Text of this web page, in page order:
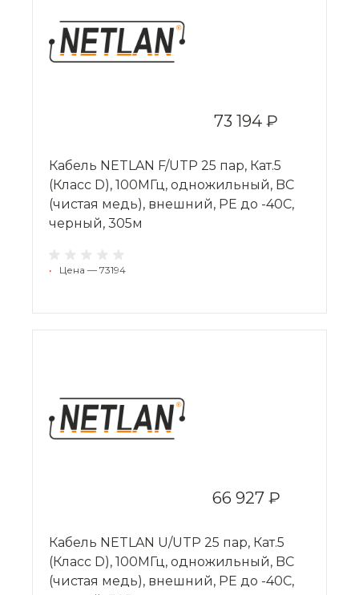
73 194 ₽
Кабель NETLAN F/UTP 25 пар, Кат.5
(Класс D), 100МГц, одножильный, BC
(чистая медь), внешний, PE до -40C,
черный, 305м
• Цена — 73194
66 927 ₽
Кабель NETLAN U/UTP 25 пар, Кат.5
(Класс D), 100МГц, одножильный, BC
(чистая медь), внешний, PE до -40C,